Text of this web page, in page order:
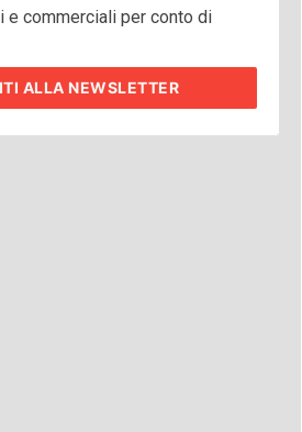
e commerciali per conto di
ALLA NEWSLETTER